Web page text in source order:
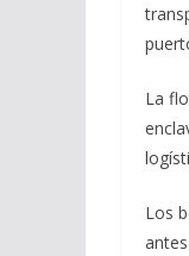
La
Los